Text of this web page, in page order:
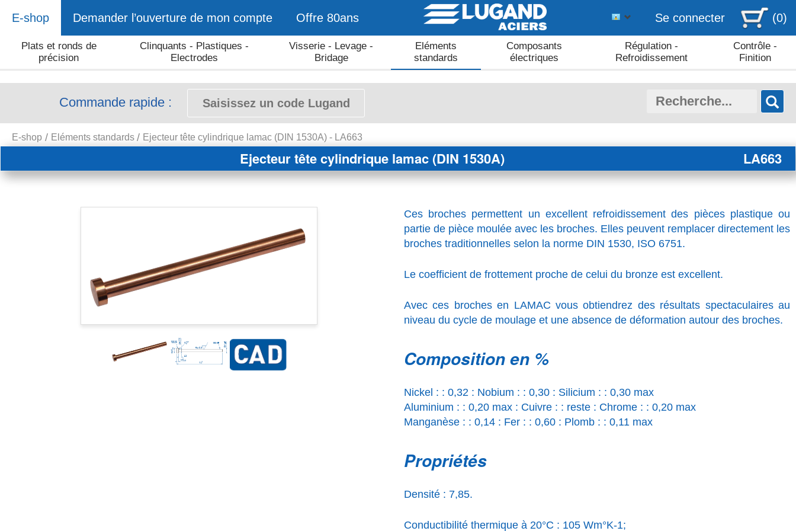
E-shop Demander l’ouverture de mon compte Offre 80ans Se connecter (0)
Plats et ronds de
précision
Clinquants - Plastiques -
Electrodes
Visserie - Levage -
Bridage
Eléments
standards
Composants
électriques
Régulation -
Refroidissement
Contrôle -
Finition
Commande rapide :
E-shop Eléments standards Ejecteur tête cylindrique lamac (DIN 1530A) - LA663
Ejecteur tête cylindrique lamac (DIN 1530A) LA663
Ces broches permettent un excellent refroidissement des pièces plastique ou
partie de pièce moulée avec les broches. Elles peuvent remplacer directement les
broches traditionnelles selon la norme DIN 1530, ISO 6751.
Le coefficient de frottement proche de celui du bronze est excellent.
Avec ces broches en LAMAC vous obtiendrez des résultats spectaculaires au
niveau du cycle de moulage et une absence de déformation autour des broches.
Composition en %
Nickel : : 0,32 : Nobium : : 0,30 : Silicium : : 0,30 max
Aluminium : : 0,20 max : Cuivre : : reste : Chrome : : 0,20 max
Manganèse : : 0,14 : Fer : : 0,60 : Plomb : : 0,11 max
Propriétés
Densité : 7,85.
Conductibilité thermique à 20°C : 105 Wm°K-1;